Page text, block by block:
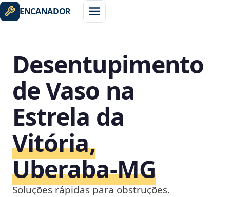
ENCANADOR
Desentupimento
de Vaso na
Estrela da
Vitória,
Uberaba‑MG
Soluções rápidas para obstruções.